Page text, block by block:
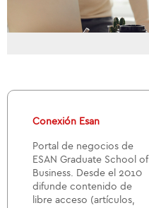
Conexión Esan
Portal de negocios de
ESAN Graduate School of
Business. Desde el 2010
difunde contenido de
libre acceso (artículos,